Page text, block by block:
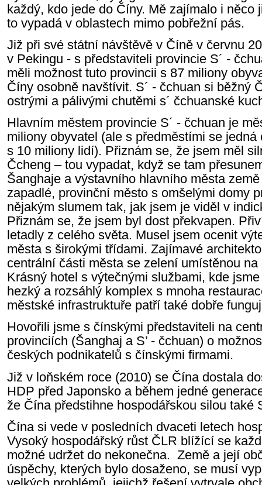
každý, kdo jede do Číny. Mě zajímalo i něco
to vypadá v oblastech mimo pobřežní pás.
Již při své státní návštěvě v Číně v červnu
v Pekingu - s představiteli provincie S´ -
měli možnost tuto provincii s 87 miliony
Číny osobně navštívit. S´ - čchuan si běžný
ostrými a pálivými chutěmi s´ čchuanské
Hlavním městem provincie S´ - čchuan je
miliony obyvatel (ale s předměstími se
s 10 miliony lidí). Přiznám se, že jsem měl
Čcheng – tou vypadat, když se tam
Šanghaje a výstavního hlavního města
zapadlé, provinční město s omšelými domy
nějakým slumem tak, jak jsem je viděl v
Přiznám se, že jsem byl dost překvapen.
letadly z celého světa. Musel jsem ocenit
města s širokými třídami. Zajímavé
centrální části města se zelení umístěnou
Krásný hotel s výtečnými službami, kde
hezký a rozsáhlý komplex s mnoha
městské infrastruktuře patří také dobře
Hovořili jsme s čínskými představiteli na
provinciích (Šanghaj a S’ - čchuan) o
českých podnikatelů s čínskými firmami.
Již v loňském roce (2010) se Čína dostala
HDP před Japonsko a během jedné
že Čína předstihne hospodářskou silou také
Čína si vede v posledních dvaceti letech
Vysoký hospodářský růst ČLR blížící se
možné udržet do nekonečna. Země a její
úspěchy, kterých bylo dosaženo, se musí